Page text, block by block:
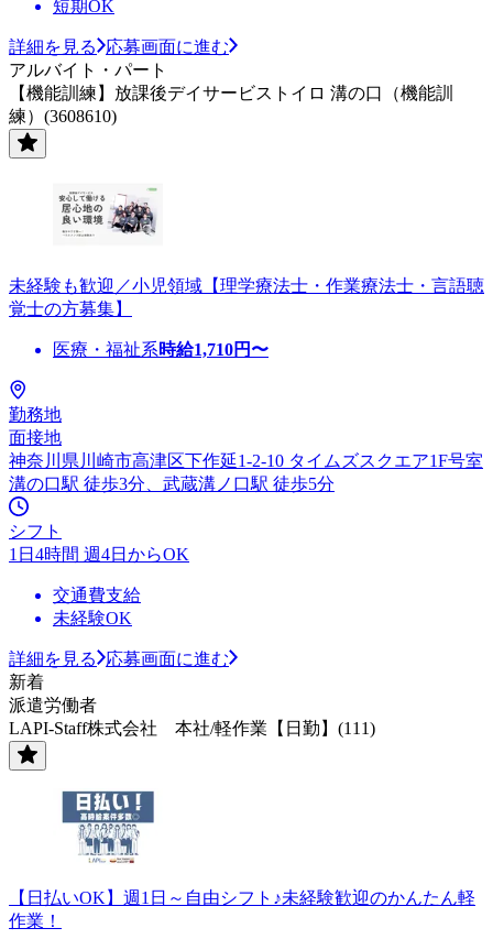
短期OK
詳細を見る
応募画面に進む
アルバイト・パート
【機能訓練】放課後デイサービストイロ 溝の口（機能訓
練）(3608610)
未経験も歓迎／小児領域【理学療法士・作業療法士・言語聴
覚士の方募集】
医療・福祉系時給1,710円〜
勤務地
面接地
神奈川県川崎市高津区下作延1-2-10 タイムズスクエア1F号室
溝の口駅 徒歩3分、武蔵溝ノ口駅 徒歩5分
シフト
1日4時間 週4日からOK
交通費支給
未経験OK
詳細を見る
応募画面に進む
新着
派遣労働者
LAPI-Staff株式会社 本社/軽作業【日勤】(111)
【日払いOK】週1日～自由シフト♪未経験歓迎のかんたん軽
作業！